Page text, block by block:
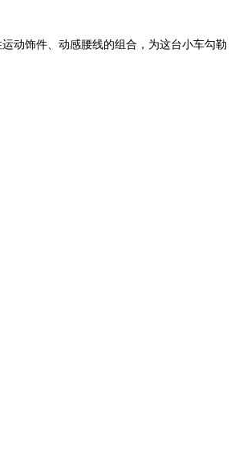
动饰件、动感腰线的组合，为这台小车勾勒